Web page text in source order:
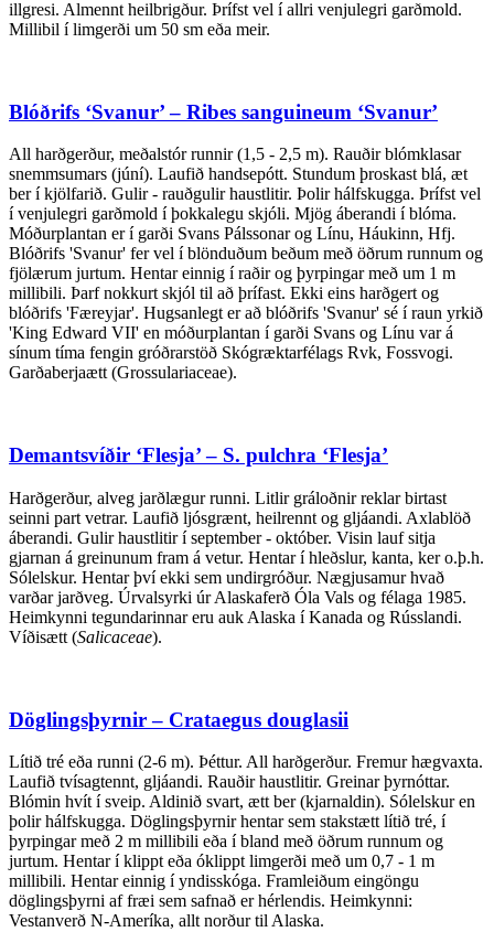
illgresi. Almennt heilbrigður. Þrífst vel í allri venjulegri garðmold.
Millibil í limgerði um 50 sm eða meir.
Blóðrifs ‘Svanur’ – Ribes sanguineum ‘Svanur’
All harðgerður, meðalstór runnir (1,5 - 2,5 m). Rauðir blómklasar
snemmsumars (júní). Laufið handsepótt. Stundum þroskast blá, æt
ber í kjölfarið. Gulir - rauðgulir haustlitir. Þolir hálfskugga. Þrífst vel
í venjulegri garðmold í þokkalegu skjóli. Mjög áberandi í blóma.
Móðurplantan er í garði Svans Pálssonar og Línu, Háukinn, Hfj.
Blóðrifs 'Svanur' fer vel í blönduðum beðum með öðrum runnum og
fjölærum jurtum. Hentar einnig í raðir og þyrpingar með um 1 m
millibili. Þarf nokkurt skjól til að þrífast. Ekki eins harðgert og
blóðrifs 'Færeyjar'. Hugsanlegt er að blóðrifs 'Svanur' sé í raun yrkið
'King Edward VII' en móðurplantan í garði Svans og Línu var á
sínum tíma fengin gróðrarstöð Skógræktarfélags Rvk, Fossvogi.
Garðaberjaætt (Grossulariaceae).
Demantsvíðir ‘Flesja’ – S. pulchra ‘Flesja’
Harðgerður, alveg jarðlægur runni. Litlir gráloðnir reklar birtast
seinni part vetrar. Laufið ljósgrænt, heilrennt og gljáandi. Axlablöð
áberandi. Gulir haustlitir í september - október. Visin lauf sitja
gjarnan á greinunum fram á vetur. Hentar í hleðslur, kanta, ker o.þ.h.
Sólelskur. Hentar því ekki sem undirgróður. Nægjusamur hvað
varðar jarðveg. Úrvalsyrki úr Alaskaferð Óla Vals og félaga 1985.
Heimkynni tegundarinnar eru auk Alaska í Kanada og Rússlandi.
Víðisætt (Salicaceae).
Döglingsþyrnir – Crataegus douglasii
Lítið tré eða runni (2-6 m). Þéttur. All harðgerður. Fremur hægvaxta.
Laufið tvísagtennt, gljáandi. Rauðir haustlitir. Greinar þyrnóttar.
Blómin hvít í sveip. Aldinið svart, ætt ber (kjarnaldin). Sólelskur en
þolir hálfskugga. Döglingsþyrnir hentar sem stakstætt lítið tré, í
þyrpingar með 2 m millibili eða í bland með öðrum runnum og
jurtum. Hentar í klippt eða óklippt limgerði með um 0,7 - 1 m
millibili. Hentar einnig í yndisskóga. Framleiðum eingöngu
döglingsþyrni af fræi sem safnað er hérlendis. Heimkynni:
Vestanverð N-Ameríka, allt norður til Alaska.